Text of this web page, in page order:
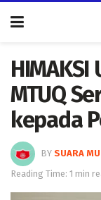
MTUQ
kepada
BY SUARA
Reading Time: 1 min